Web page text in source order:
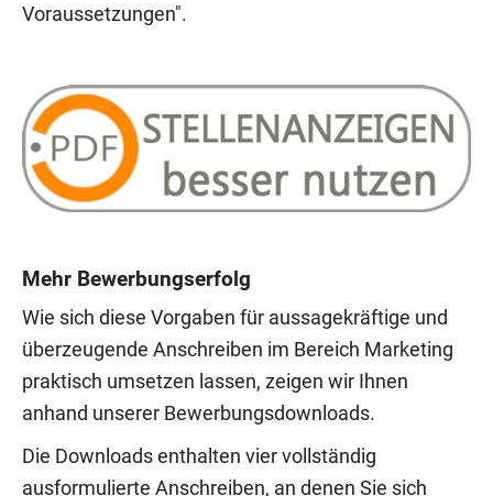
Voraussetzungen".
Mehr Bewerbungserfolg
Wie sich diese Vorgaben für aussagekräftige und
überzeugende Anschreiben im Bereich Marketing
praktisch umsetzen lassen, zeigen wir Ihnen
anhand unserer Bewerbungsdownloads.
Die Downloads enthalten vier vollständig
ausformulierte Anschreiben, an denen Sie sich